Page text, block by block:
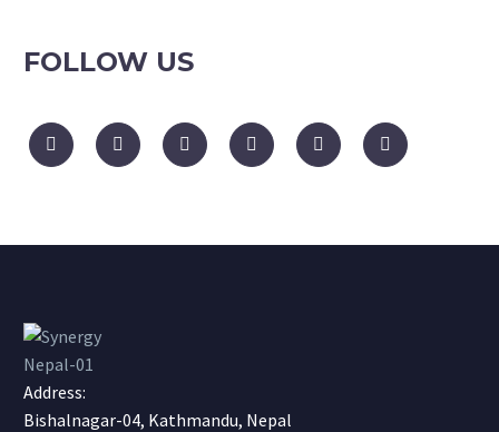
FOLLOW US
Address:
Bishalnagar-04, Kathmandu, Nepal